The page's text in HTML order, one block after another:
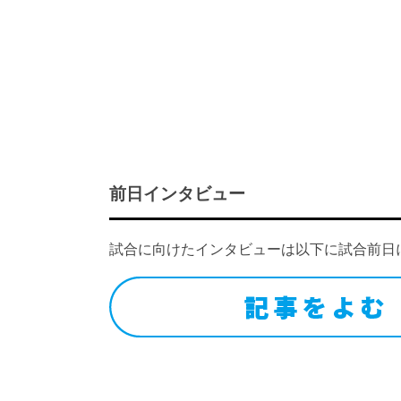
前日インタビュー
試合に向けたインタビューは以下に試合前日